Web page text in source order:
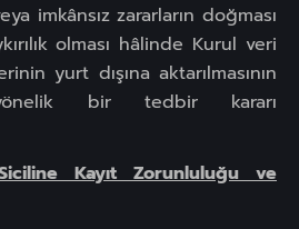
imkânsız zararların doğması
olması hâlinde Kurul veri
yurt dışına aktarılmasının
yönelik bir tedbir kararı
Kayıt Zorunluluğu ve